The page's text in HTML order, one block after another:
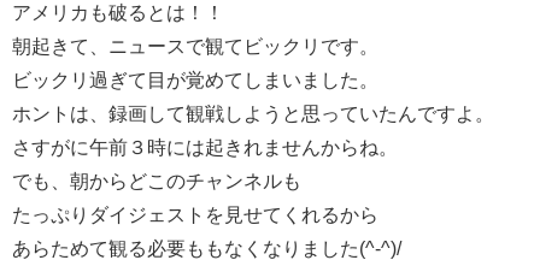
アメリカも破るとは！！
朝起きて、ニュースで観てビックリです。
ビックリ過ぎて目が覚めてしまいました。
ホントは、録画して観戦しようと思っていたんですよ。
さすがに午前３時には起きれませんからね。
でも、朝からどこのチャンネルも
たっぷりダイジェストを見せてくれるから
あらためて観る必要ももなくなりました(^-^)/